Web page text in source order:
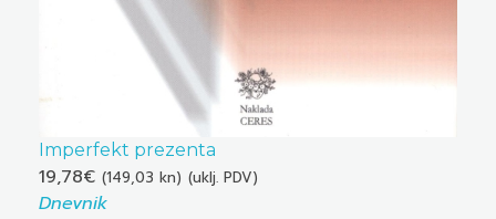
Imperfekt prezenta
19,78€ (149,03 kn) (uklj. PDV)
Dnevnik